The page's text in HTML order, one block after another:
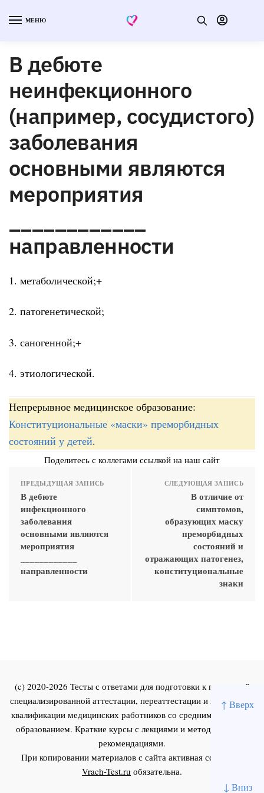
↑ Вверх
↓ Вниз
МЕНЮ
В дебюте
неинфекционного
(например, сосудистого)
заболевания
основными являются
мероприятия
направленности
1. метаболической;+
2. патогенетической;
3. саногенной;+
4. этиологической.
Непрерывное медицинское образование:
Конституциональные «маски» преморбидных
состояний у детей.
Поделитесь с коллегами ссылкой на наш сайт
ПРЕДЫДУЩАЯ ЗАПИСЬ
В дебюте
инфекционного
заболевания
основными являются
мероприятия
направленности
СЛЕДУЮЩАЯ ЗАПИСЬ
В отличие от
симптомов,
образующих маску
преморбидных
состояний и
отражающих патогенез,
конституциональные
знаки
(c) 2020-2026 Тесты с ответами для подготовки к первичной
специализированной аттестации, переаттестации и повышения
квалификации медицинских работников со средним и высшим
образованием. Краткие курсы с лекциями и методическими
рекомендациями.
При копировании материалов с сайта активная ссылка на
Vrach-Test.ru обязательна.